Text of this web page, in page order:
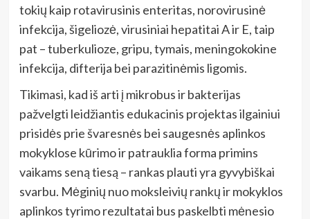
tokių kaip rotavirusinis enteritas, norovirusinė
infekcija, šigeliozė, virusiniai hepatitai A ir E, taip
pat – tuberkulioze, gripu, tymais, meningokokine
infekcija, difterija bei parazitinėmis ligomis.
Tikimasi, kad iš arti į mikrobus ir bakterijas
pažvelgti leidžiantis edukacinis projektas ilgainiui
prisidės prie švaresnės bei saugesnės aplinkos
mokyklose kūrimo ir patrauklia forma primins
vaikams seną tiesą – rankas plauti yra gyvybiškai
svarbu. Mėginių nuo moksleivių rankų ir mokyklos
aplinkos tyrimo rezultatai bus paskelbti mėnesio